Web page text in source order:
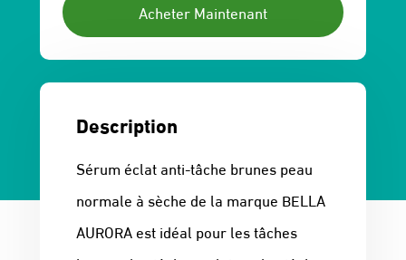
Acheter Maintenant
Description
Sérum éclat anti-tâche brunes peau
normale à sèche de la marque BELLA
AURORA est idéal pour les tâches